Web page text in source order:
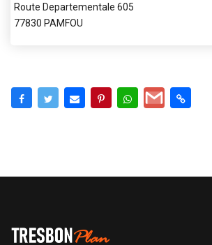
Route Departementale 605
77830 PAMFOU